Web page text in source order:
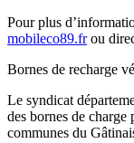
Pour plus
mobileco89.frou
Bornes de recharge
Le syndicat
des bornes de
communes du